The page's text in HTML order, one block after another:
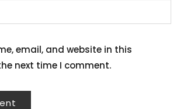
email, and website in this
next time I comment.